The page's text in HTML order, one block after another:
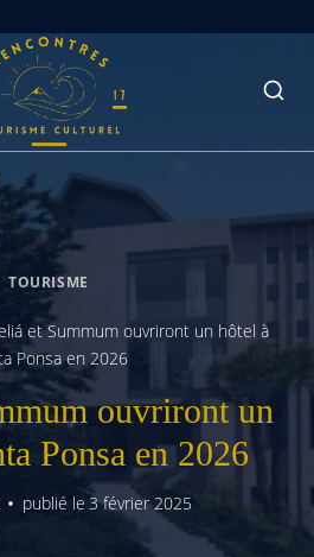
TOURISME
et Summum ouvriront un hôtel à
Ponsa en 2026
ouvriront un
Ponsa en 2026
publié le 3 février 2025